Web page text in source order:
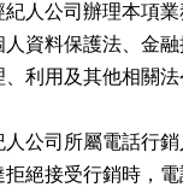
人公司辦理本項
人資料保護法、金
、利用及其他相關
人公司所屬電話行
拒絕接受行銷時，